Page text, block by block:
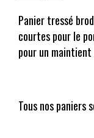
Panier tressé
courtes pour le
pour un
Tous nos paniers